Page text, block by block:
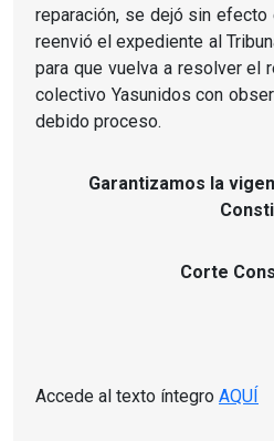
reparación, se dejó sin
reenvió el expediente al
para que vuelva a resolver el
colectivo Yasunidos con
debido proceso.
Garantizamos la
Corte
Accede al texto íntegro AQUÍ